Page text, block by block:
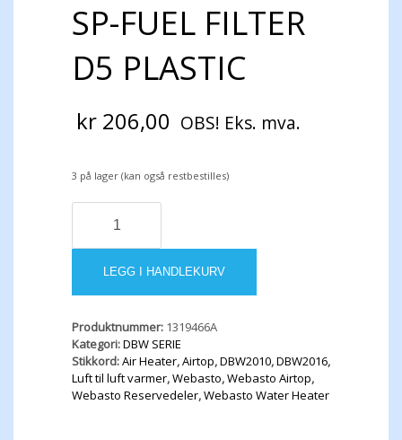
SP-FUEL FILTER
D5 PLASTIC
kr 206,00 OBS! Eks. mva.
3 på lager (kan også restbestilles)
SP-
FILTER
PLASTIC
antall
LEGG I HANDLEKURV
Produktnummer: 1319466A
Kategori:DBW SERIE
Stikkord:Air Heater,Airtop,DBW2010,DBW2016,
Luft til luft varmer,Webasto,Webasto Airtop,
Webasto Reservedeler,Webasto Water Heater